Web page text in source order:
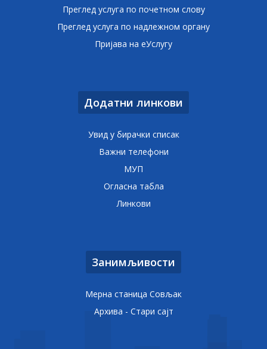
Преглед услуга по почетном слову
Преглед услуга по надлежном органу
Пријава на еУслугу
Додатни линкови
Увид у бирачки списак
Важни телефони
МУП
Огласна табла
Линкови
Занимљивости
Мерна станица Совљак
Архива - Стари сајт